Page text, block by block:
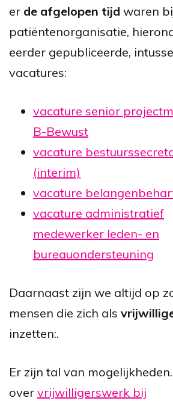
er de afgelopen tijd waren
patiëntenorganisatie,
eerder gepubliceerde,
vacatures:
vacature senior
B-Bewust
vacature
(interim)
vacature
vacature administratief
medewerker leden- en
bureauondersteuning
Daarnaast zijn we altijd op
mensen die zich als
inzetten:.
Er zijn tal van
over vrijwilligerswerk bij